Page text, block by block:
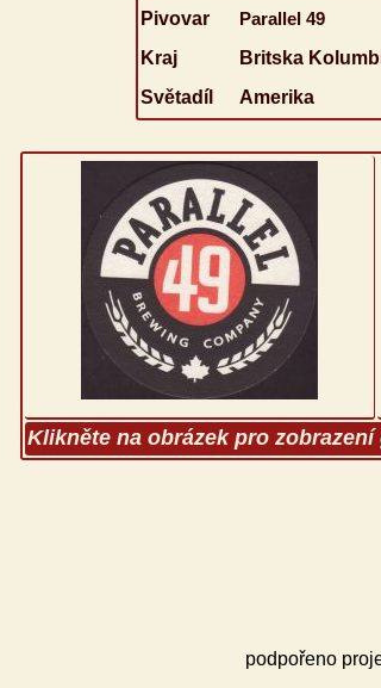
Pivovar Parallel 49
Kraj
Britska
Světadíl
Amerika
Klikněte na obrázek pro
podpořeno